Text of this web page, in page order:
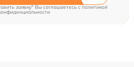
заявку" Вы соглашаетесь c политикой